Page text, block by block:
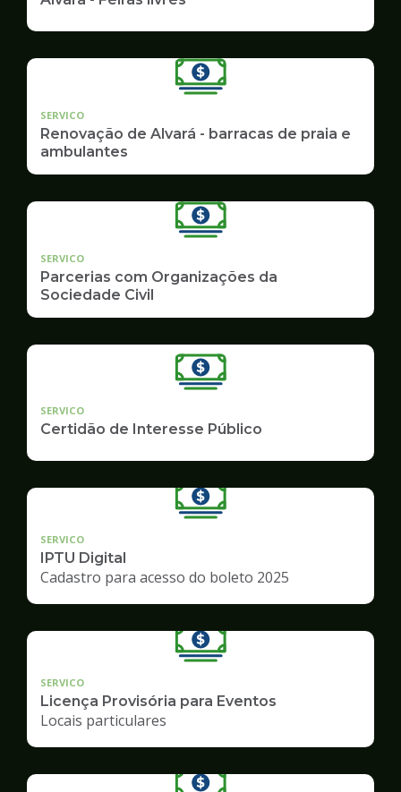
SERVICO
Renovação de Alvará - barracas de praia e
ambulantes
SERVICO
Parcerias com Organizações da
Sociedade Civil
SERVICO
Certidão de Interesse Público
SERVICO
IPTU Digital
Cadastro para acesso do boleto 2025
SERVICO
Licença Provisória para Eventos
Locais particulares